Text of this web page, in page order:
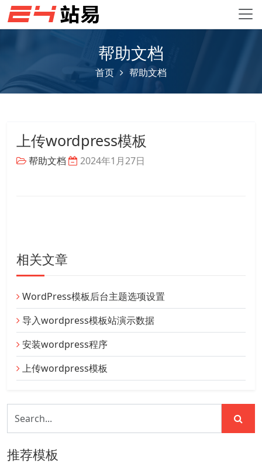
帮助文档
首页 帮助文档
上传wordpress模板
帮助文档 2024年1月27日
相关文章
WordPress模板后台主题选项设置
导入wordpress模板站演示数据
安装wordpress程序
上传wordpress模板
推荐模板